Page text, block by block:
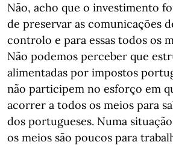
Não, acho que o investimento
de preservar as comunicações
controlo e para essas todos os
Não podemos perceber que
alimentadas por impostos
não participem no esforço em
acorrer a todos os meios para
dos portugueses. Numa
os meios são poucos para